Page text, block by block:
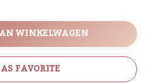
WINKELWAGEN
FAVORITE